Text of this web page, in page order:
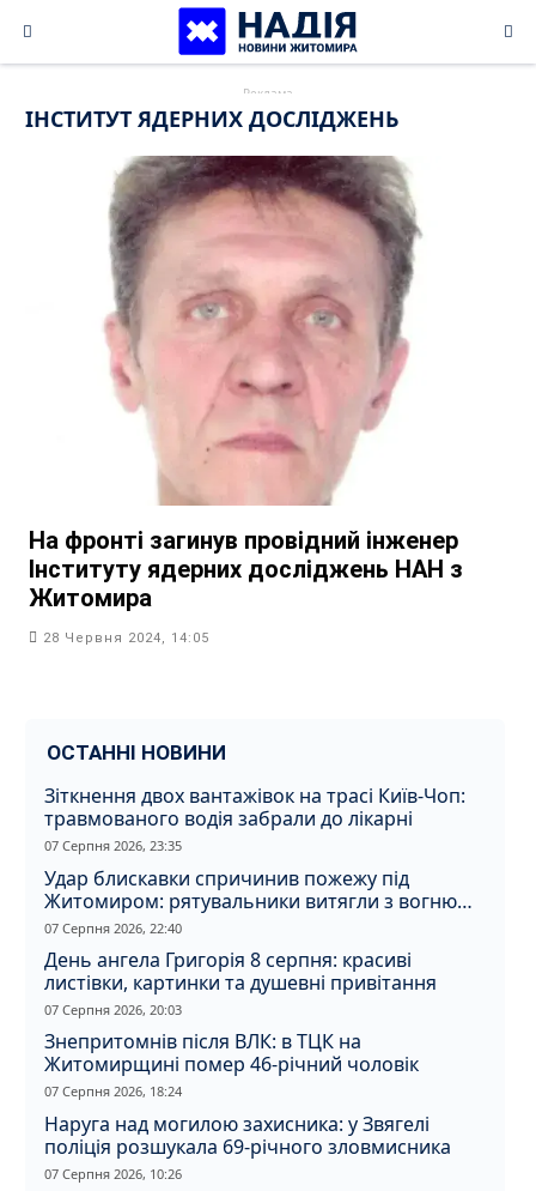
content
ІНСТИТУТ ЯДЕРНИХ ДОСЛІДЖЕНЬ
На фронті загинув провідний інженер
Інституту ядерних досліджень НАН з
Житомира
28 Червня 2024, 14:05
ОСТАННІ НОВИНИ
Зіткнення двох вантажівок на трасі Київ-Чоп:
травмованого водія забрали до лікарні
07 Серпня 2026, 23:35
Удар блискавки спричинив пожежу під
Житомиром: рятувальники витягли з вогню
кота
07 Серпня 2026, 22:40
День ангела Григорія 8 серпня: красиві
листівки, картинки та душевні привітання
07 Серпня 2026, 20:03
Знепритомнів після ВЛК: в ТЦК на
Житомирщині помер 46-річний чоловік
07 Серпня 2026, 18:24
Наруга над могилою захисника: у Звягелі
поліція розшукала 69-річного зловмисника
07 Серпня 2026, 10:26